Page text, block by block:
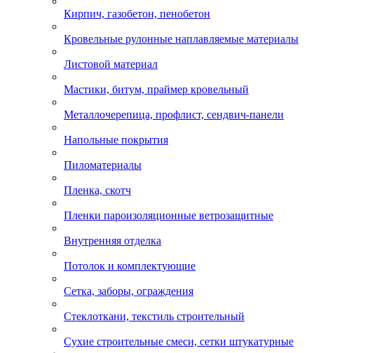
Кирпич, газобетон, пенобетон
Кровельные рулонные наплавляемые материалы
Листовой материал
Мастики, битум, праймер кровельный
Металлочерепица, профлист, сендвич-панели
Напольные покрытия
Пиломатериалы
Пленка, скотч
Пленки пароизоляционные ветрозащитные
Внутренняя отделка
Потолок и комплектующие
Сетка, заборы, ограждения
Стеклоткани, текстиль строительный
Сухие строительные смеси, сетки штукатурные